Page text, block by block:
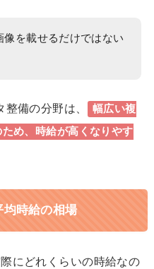
像を載せるだけではない
備の分野は、
幅広い複
め、時給が高くなりやす
均時給の相場
にどれくらいの時給なの